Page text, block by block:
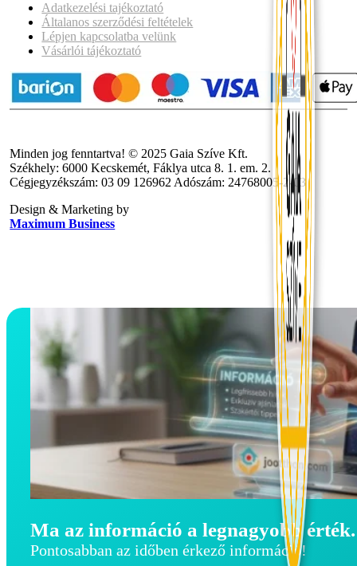
Adatkezelési tajékoztató
Általanos szerződési feltételek
Lépjen kapcsolatba velünk
Vásárlói tájékoztató
Minden jog fenntartva! © 2025 Gaia Szíve Kft.
Székhely: 6000 Kecskemét, Fáklya utca 8. 1. em. 2.
Cégjegyzékszám: 03 09 126962 Adószám: 24768005-2-03
Design & Marketing by
Maximum Business
Ma az információ a legnagyobb érték.
Pontosabban az időben érkező információ!